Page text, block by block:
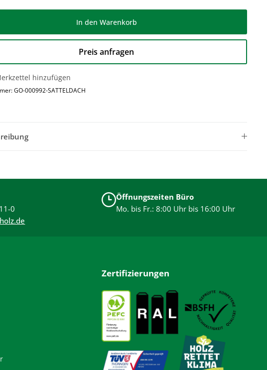
In den Warenkorb
Preis anfragen
hinzufügen
GO-000992-SATTELDACH
0
Öffnungszeiten Büro
Mo. bis Fr.: 8:00 Uhr bis 16:00 Uhr
Zertifizierungen